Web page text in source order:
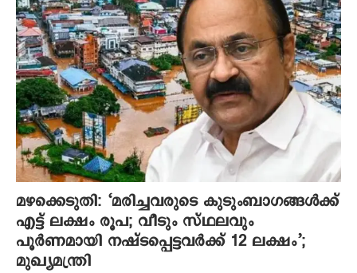
മഴക്കെടുതി: ‘മരിച്ചവരുടെ കുടുംബാഗങ്ങൾക്ക്
എട്ട് ലക്ഷം രൂപ; വീടും സ്ഥലവും
പൂർണമായി നഷ്ടപ്പെട്ടവർക്ക് 12 ലക്ഷം’;
മുഖ്യമന്ത്രി